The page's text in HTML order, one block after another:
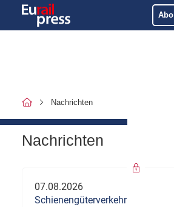
Abo
Nachrichten
Nachrichten
07.08.2026
Schienengüterverkehr